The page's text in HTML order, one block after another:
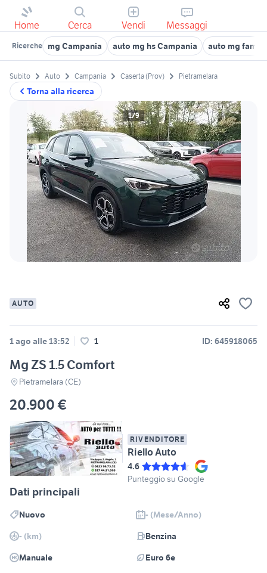
Home Cerca Vendi Messaggi
Ricerche mg Campania auto mg hs Campania auto mg
Torna alla ricerca
Subito Auto Campania Caserta (Prov) Pietramelara
1/9
AUTO
1 ago alle 13:52 1 ID: 645918065
Mg ZS 1.5 Comfort
Pietramelara (CE)
20.900 €
RIVENDITORE
Riello Auto
4.6
Punteggio su Google
Dati principali
Nuovo
- (Mese/Anno)
- (km)
Benzina
Manuale
Euro 6e